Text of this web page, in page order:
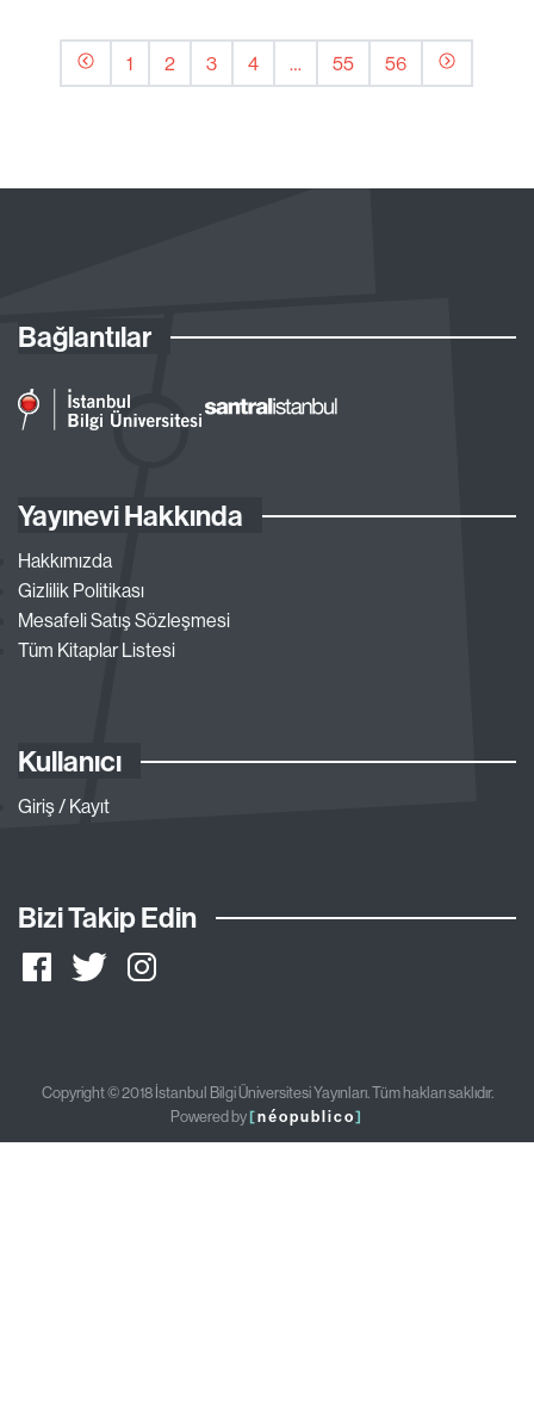
1 2 3 4 … 55 56
Bağlantılar
Yayınevi Hakkında
Hakkımızda
Gizlilik Politikası
Mesafeli Satış Sözleşmesi
Tüm Kitaplar Listesi
Kullanıcı
Giriş / Kayıt
Bizi Takip Edin
Copyright © 2018 İstanbul Bilgi Üniversitesi Yayınları. Tüm hakları saklıdır.
Powered by[néopublico]